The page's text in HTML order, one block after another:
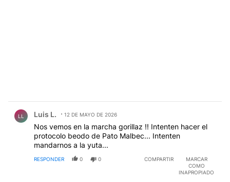
LL Luis L. 12 DE MAYO DE 2026
Nos vemos en la marcha gorillaz !! Intenten hacer el
protocolo beodo de Pato Malbec... Intenten
mandarnos a la yuta...
RESPONDER 0 0 COMPARTIR
MARCAR
COMO
INAPROPIADO